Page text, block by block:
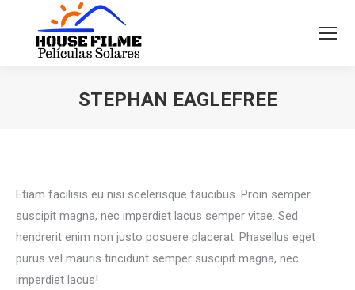
STEPHAN EAGLEFREE
Etiam facilisis eu nisi scelerisque faucibus. Proin semper
suscipit magna, nec imperdiet lacus semper vitae. Sed
hendrerit enim non justo posuere placerat. Phasellus eget
purus vel mauris tincidunt semper suscipit magna, nec
imperdiet lacus!